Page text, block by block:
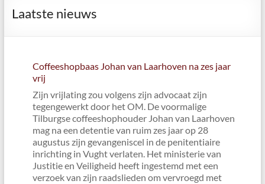
Laatste nieuws
Coffeeshopbaas Johan van Laarhoven na zes jaar
vrij
Zijn vrijlating zou volgens zijn advocaat zijn
tegengewerkt door het OM. De voormalige
Tilburgse coffeeshophouder Johan van Laarhoven
mag na een detentie van ruim zes jaar op 28
augustus zijn gevangeniscel in de penitentiaire
inrichting in Vught verlaten. Het ministerie van
Justitie en Veiligheid heeft ingestemd met een
verzoek van zijn raadslieden om vervroegd met